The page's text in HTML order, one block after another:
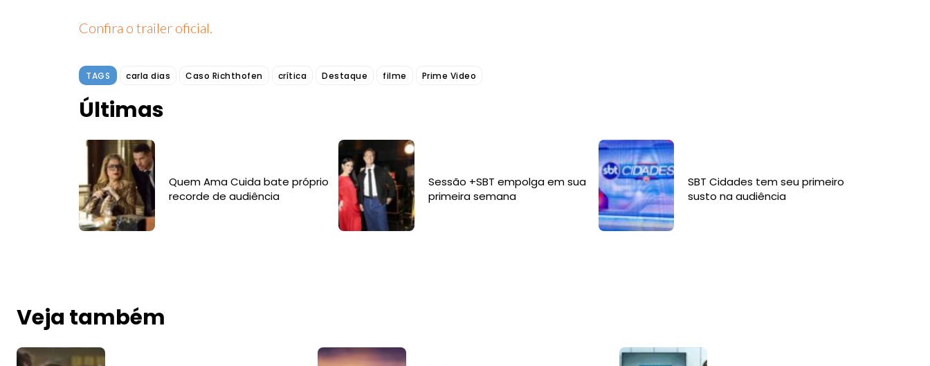
Confira o trailer oficial.
TAGS carla dias Caso Richthofen crítica Destaque filme Prime Video
Últimas
Quem Ama Cuida bate próprio
recorde de audiência
Sessão +SBT empolga em sua
primeira semana
SBT Cidades tem seu primeiro
susto na audiência
Veja também